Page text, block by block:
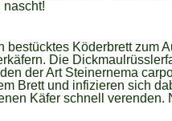
Köderbrett zum
Die
der Art Steinernema
Brett und infizieren sich
Käfer schnell